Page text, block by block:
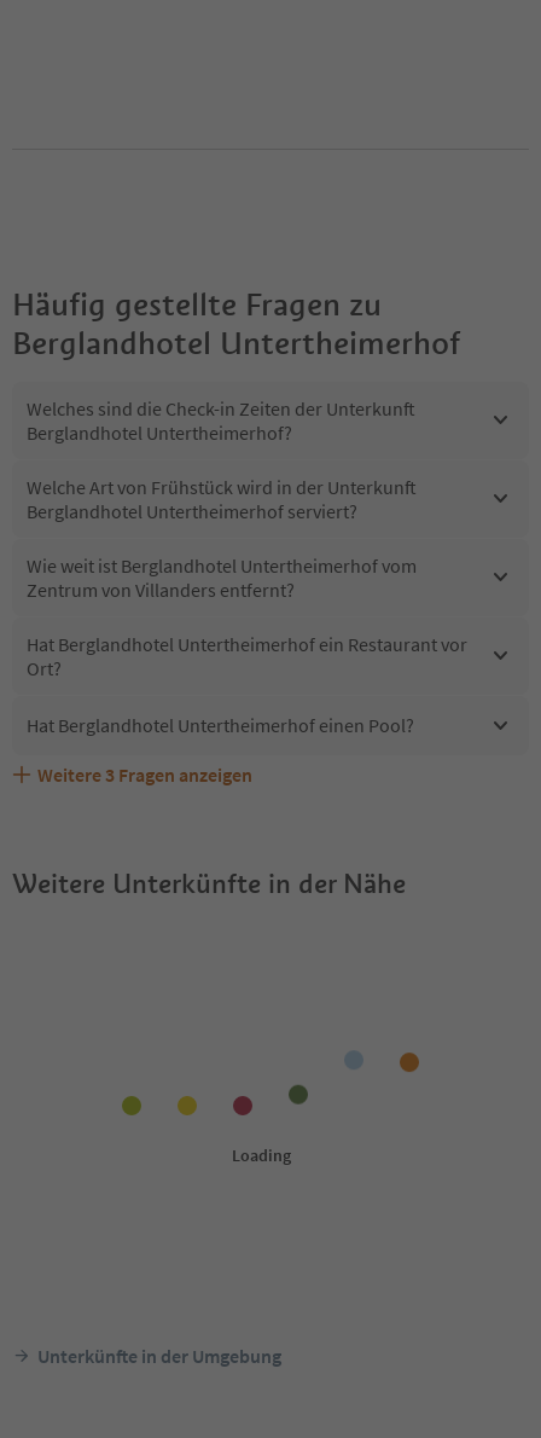
Häufig gestellte Fragen zu
Berglandhotel Untertheimerhof
Welches sind die Check-in Zeiten der Unterkunft
Berglandhotel Untertheimerhof?
Welche Art von Frühstück wird in der Unterkunft
Berglandhotel Untertheimerhof serviert?
Wie weit ist Berglandhotel Untertheimerhof vom
Zentrum von Villanders entfernt?
Hat Berglandhotel Untertheimerhof ein Restaurant vor
Ort?
Hat Berglandhotel Untertheimerhof einen Pool?
Sind Haustiere in der Unterkunft Berglandhotel
Welche Services bietet Berglandhotel Untertheimerhof?
Erhalten die Gäste von Berglandhotel Untertheimerhof
Weitere 3 Fragen anzeigen
Weitere Unterkünfte in der Nähe
Unterkünfte in der Umgebung